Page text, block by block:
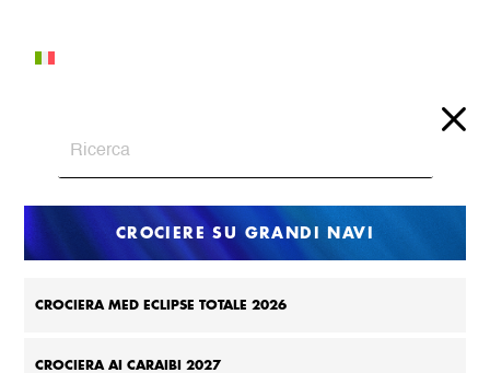
CROCIERE SU GRANDI NAVI
CROCIERA MED ECLIPSE TOTALE 2026
CROCIERA AI CARAIBI 2027